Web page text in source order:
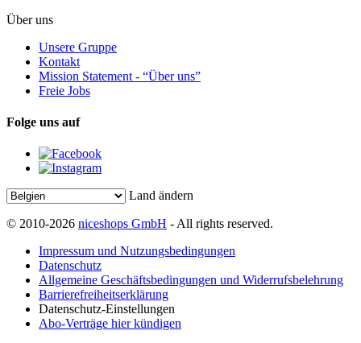
Über uns
Unsere Gruppe
Kontakt
Mission Statement - “Über uns”
Freie Jobs
Folge uns auf
Land ändern
© 2010-2026 niceshops GmbH - All rights reserved.
Impressum und Nutzungsbedingungen
Datenschutz
Allgemeine Geschäftsbedingungen und Widerrufsbelehrung
Barrierefreiheitserklärung
Datenschutz-Einstellungen
Abo-Verträge hier kündigen